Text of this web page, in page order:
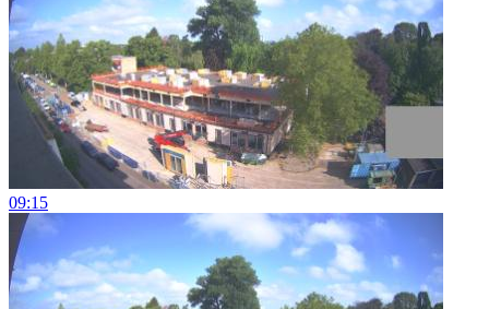
09:15